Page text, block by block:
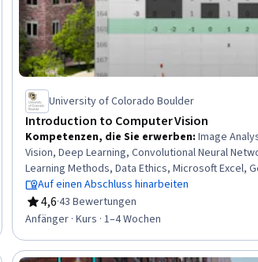
University of Colorado Boulder
Introduction to Computer Vision
Kompetenzen, die Sie erwerben: Image
Vision, Deep Learning, Convolutional Neural
Learning Methods, Data Ethics, Microsoft Excel,
Excel Formulas, Responsible AI, Data
Algebra, Feature Engineering, Digital Signal
Auf einen Abschluss hinarbeiten
4,6
Bewertung, 4,6 von 5 Sternen
·43 Bewertungen
Anfänger · Kurs · 1–4 Wochen